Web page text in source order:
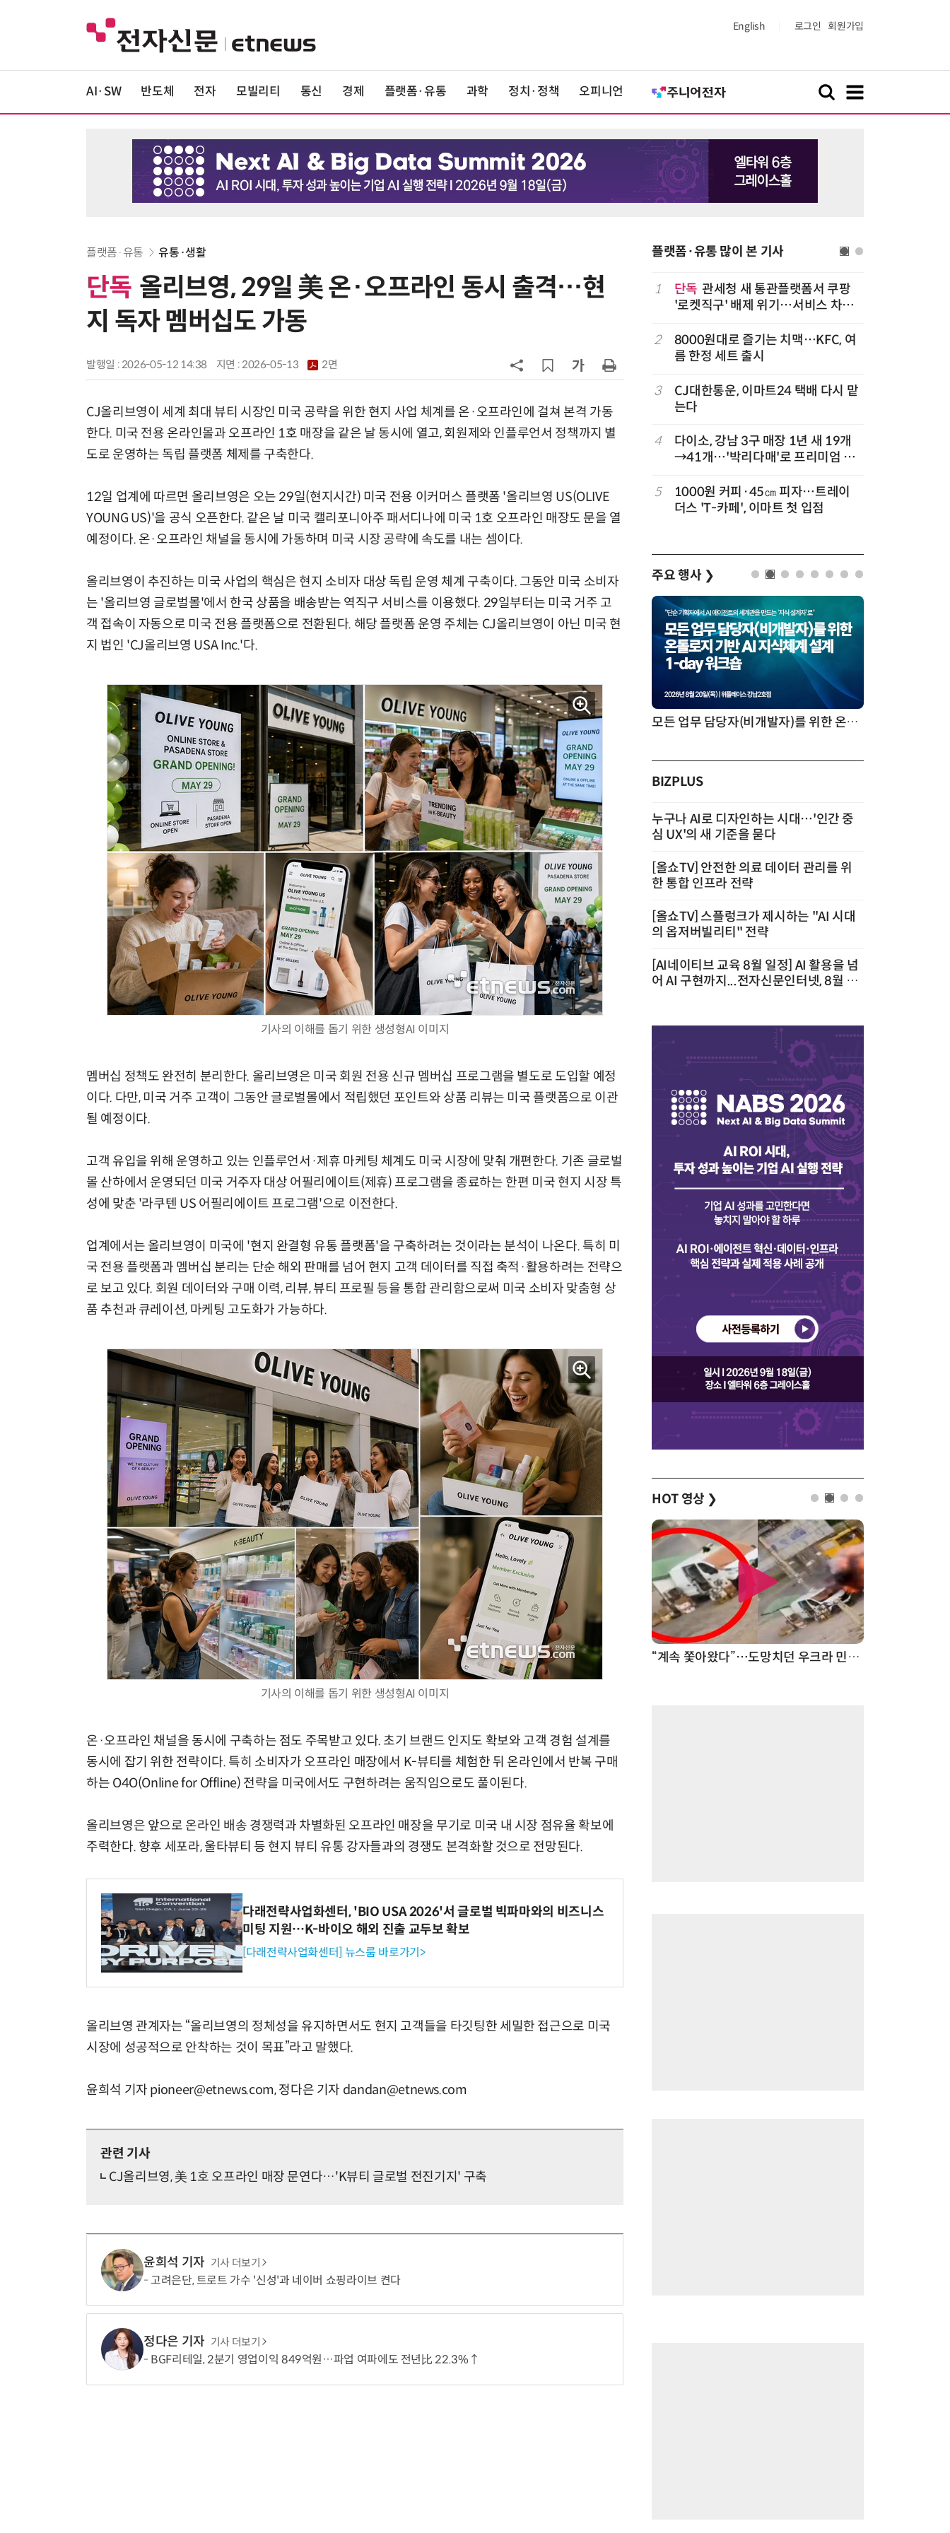
English 로그인 회원가입
AI·SW 반도체 전자 모빌리티 통신 경제 플랫폼·유통 과학 정치·정책 오피니언
플랫폼·유통 유통·생활
단독 올리브영, 29일 美 온·오프라인 동시 출격…현
지 독자 멤버십도 가동
발행일 : 2026-05-12 14:38 지면 :2026-05-13 2면
CJ올리브영이 세계 최대 뷰티 시장인 미국 공략을 위한 현지 사업 체계를 온·오프라인에 걸쳐 본격 가동
한다. 미국 전용 온라인몰과 오프라인 1호 매장을 같은 날 동시에 열고, 회원제와 인플루언서 정책까지 별
도로 운영하는 독립 플랫폼 체제를 구축한다.
12일 업계에 따르면 올리브영은 오는 29일(현지시간) 미국 전용 이커머스 플랫폼 '올리브영 US(OLIVE
YOUNG US)'을 공식 오픈한다. 같은 날 미국 캘리포니아주 패서디나에 미국 1호 오프라인 매장도 문을 열
예정이다. 온·오프라인 채널을 동시에 가동하며 미국 시장 공략에 속도를 내는 셈이다.
올리브영이 추진하는 미국 사업의 핵심은 현지 소비자 대상 독립 운영 체계 구축이다. 그동안 미국 소비자
는 '올리브영 글로벌몰'에서 한국 상품을 배송받는 역직구 서비스를 이용했다. 29일부터는 미국 거주 고
객 접속이 자동으로 미국 전용 플랫폼으로 전환된다. 해당 플랫폼 운영 주체는 CJ올리브영이 아닌 미국 현
지 법인 'CJ올리브영 USA Inc.'다.
기사의 이해를 돕기 위한 생성형AI 이미지
멤버십 정책도 완전히 분리한다. 올리브영은 미국 회원 전용 신규 멤버십 프로그램을 별도로 도입할 예정
이다. 다만, 미국 거주 고객이 그동안 글로벌몰에서 적립했던 포인트와 상품 리뷰는 미국 플랫폼으로 이관
될 예정이다.
고객 유입을 위해 운영하고 있는 인플루언서·제휴 마케팅 체계도 미국 시장에 맞춰 개편한다. 기존 글로벌
몰 산하에서 운영되던 미국 거주자 대상 어필리에이트(제휴) 프로그램을 종료하는 한편 미국 현지 시장 특
성에 맞춘 '라쿠텐 US 어필리에이트 프로그램'으로 이전한다.
업계에서는 올리브영이 미국에 '현지 완결형 유통 플랫폼'을 구축하려는 것이라는 분석이 나온다. 특히 미
국 전용 플랫폼과 멤버십 분리는 단순 해외 판매를 넘어 현지 고객 데이터를 직접 축적·활용하려는 전략으
로 보고 있다. 회원 데이터와 구매 이력, 리뷰, 뷰티 프로필 등을 통합 관리함으로써 미국 소비자 맞춤형 상
품 추천과 큐레이션, 마케팅 고도화가 가능하다.
기사의 이해를 돕기 위한 생성형AI 이미지
온·오프라인 채널을 동시에 구축하는 점도 주목받고 있다. 초기 브랜드 인지도 확보와 고객 경험 설계를
동시에 잡기 위한 전략이다. 특히 소비자가 오프라인 매장에서 K-뷰티를 체험한 뒤 온라인에서 반복 구매
하는 O4O(Online for Offline) 전략을 미국에서도 구현하려는 움직임으로도 풀이된다.
올리브영은 앞으로 온라인 배송 경쟁력과 차별화된 오프라인 매장을 무기로 미국 내 시장 점유율 확보에
주력한다. 향후 세포라, 울타뷰티 등 현지 뷰티 유통 강자들과의 경쟁도 본격화할 것으로 전망된다.
다래전략사업화센터, 'BIO USA 2026'서 글로벌 빅파마와의 비즈니스
미팅 지원…K-바이오 해외 진출 교두보 확보
[다래전략사업화센터] 뉴스룸 바로가기>
올리브영 관계자는 “올리브영의 정체성을 유지하면서도 현지 고객들을 타깃팅한 세밀한 접근으로 미국
시장에 성공적으로 안착하는 것이 목표”라고 말했다.
윤희석 기자 pioneer@etnews.com, 정다은 기자 dandan@etnews.com
관련 기사
CJ올리브영, 美 1호 오프라인 매장 문연다…'K뷰티 글로벌 전진기지' 구축
윤희석 기자 기사 더보기
고려은단, 트로트 가수 '신성'과 네이버 쇼핑라이브 켠다
정다은 기자 기사 더보기
BGF리테일, 2분기 영업이익 849억원…파업 여파에도 전년比 22.3%↑
플랫폼·유통 많이 본 기사
6
상생협력법 개정안 '플랫폼 이중족
나-o' 음성 생성 기술 고도화
박…2년치 이익 넘어서
9
세븐일레븐, 해외 지역 명물 라면 판
10 우유 감산 협상 8월 말로 연장…산정
기준 놓고 '평행선'
1 단독 관세청 새 통관플랫폼서 쿠팡
'로켓직구' 배제 위기…서비스 차질
2
8000원대로 즐기는 치맥…KFC, 여
름 한정 세트 출시
3
CJ대한통운, 이마트24 택배 다시 맡
는다
4
다이소, 강남 3구 매장 1년 새 19개
→41개…'박리다매'로 프리미엄 상
5
1000원 커피·45㎝ 피자…트레이
더스 'T-카페', 이마트 첫 입점
주요 행사 ❯
AI × Design : UX 디자이너의 5가지 생존 전략과 실전 대응 모든 업무 담당자(비개발자)를 위한 온톨로지 기반 AI 지식체계 설계 1-day 워크숍
BIZPLUS
누구나 AI로 디자인하는 시대…'인간 중
심 UX'의 새 기준을 묻다
[올쇼TV] 안전한 의료 데이터 관리를 위
한 통합 인프라 전략
[올쇼TV] 스플렁크가 제시하는 "AI 시대
의 옵저버빌리티" 전략
[AI네이티브 교육 8월 일정] AI 활용을 넘
어 AI 구현까지...전자신문인터넷, 8월 실
HOT 영상 ❯
거미줄 쏘고 자동 회수까지…현실판 스파이더맨 웹 슈터 “계속 쫓아왔다”…도망치던 우크라 민간인 공격한 러 자폭 드론